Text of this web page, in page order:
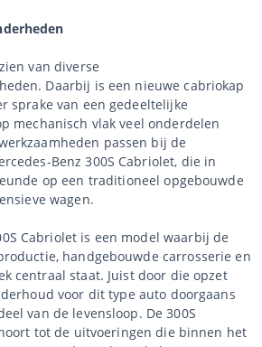
van diverse
Daarbij is een nieuwe cabriokap
sprake van een gedeeltelijke
mechanisch vlak veel onderdelen
passen bij de
Benz 300S Cabriolet, die in
op een traditioneel opgebouwde
wagen.
Cabriolet is een model waarbij de
handgebouwde carrosserie en
centraal staat. Juist door die opzet
voor dit type auto doorgaans
van de levensloop. De 300S
tot de uitvoeringen die binnen het